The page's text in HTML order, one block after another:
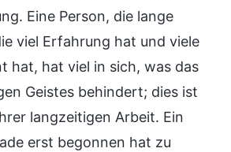
Eine Person, die lange
viel Erfahrung hat und viele
hat, hat viel in sich, was das
Geistes behindert; dies ist
langzeitigen Arbeit. Ein
erst begonnen hat zu